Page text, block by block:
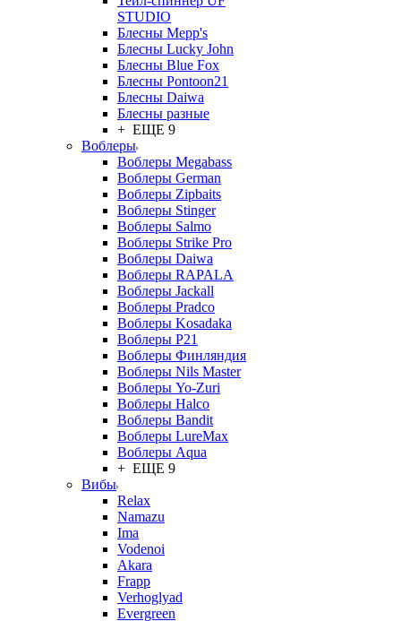
STUDIO
Блесны Mepp's
Блесны Lucky John
Блесны Blue Fox
Блесны Pontoon21
Блесны Daiwa
Блесны разные
+ ЕЩЕ 9
Воблеры
Воблеры Megabass
Воблеры German
Воблеры Zipbaits
Воблеры Stinger
Воблеры Salmo
Воблеры Strike Pro
Воблеры Daiwa
Воблеры RAPALA
Воблеры Jackall
Воблеры Pradco
Воблеры Kosadaka
Воблеры P21
Воблеры Финляндия
Воблеры Nils Master
Воблеры Yo-Zuri
Воблеры Halco
Воблеры Bandit
Воблеры LureMax
Воблеры Aqua
+ ЕЩЕ 9
Вибы
Relax
Namazu
Ima
Vodenoi
Akara
Frapp
Verhoglyad
Evergreen